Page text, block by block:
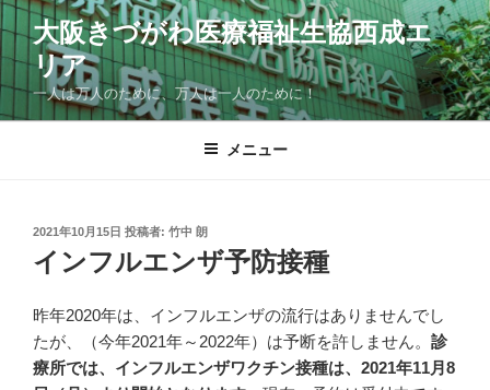
コ
ン
テ
ン
ツ
大阪きづがわ医療福祉生協西成エ
リア
一人は万人のために、万人は一人のために！
メニュー
投
日:
2021年10月15日 投稿者: 竹中 朗
インフルエンザ予防接種
昨年2020年は、インフルエンザの流行はありませんでし
たが、（今年2021年～2022年）は予断を許しません。 診
療所では、インフルエンザワクチン接種は、2021年11月8